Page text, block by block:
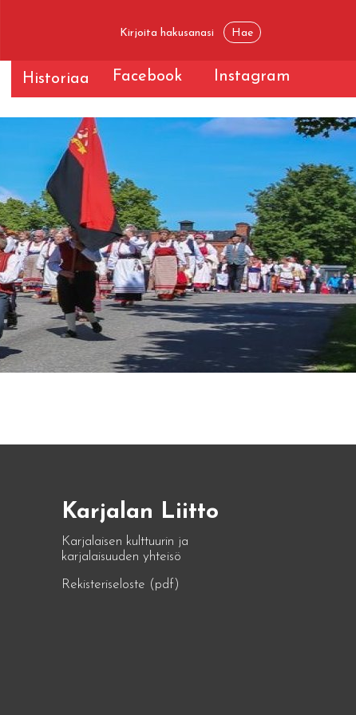
Historiaa Facebook Instagram
Karjalan Liitto
Karjalaisen kulttuurin ja
karjalaisuuden yhteisö
Rekisteriseloste (pdf)